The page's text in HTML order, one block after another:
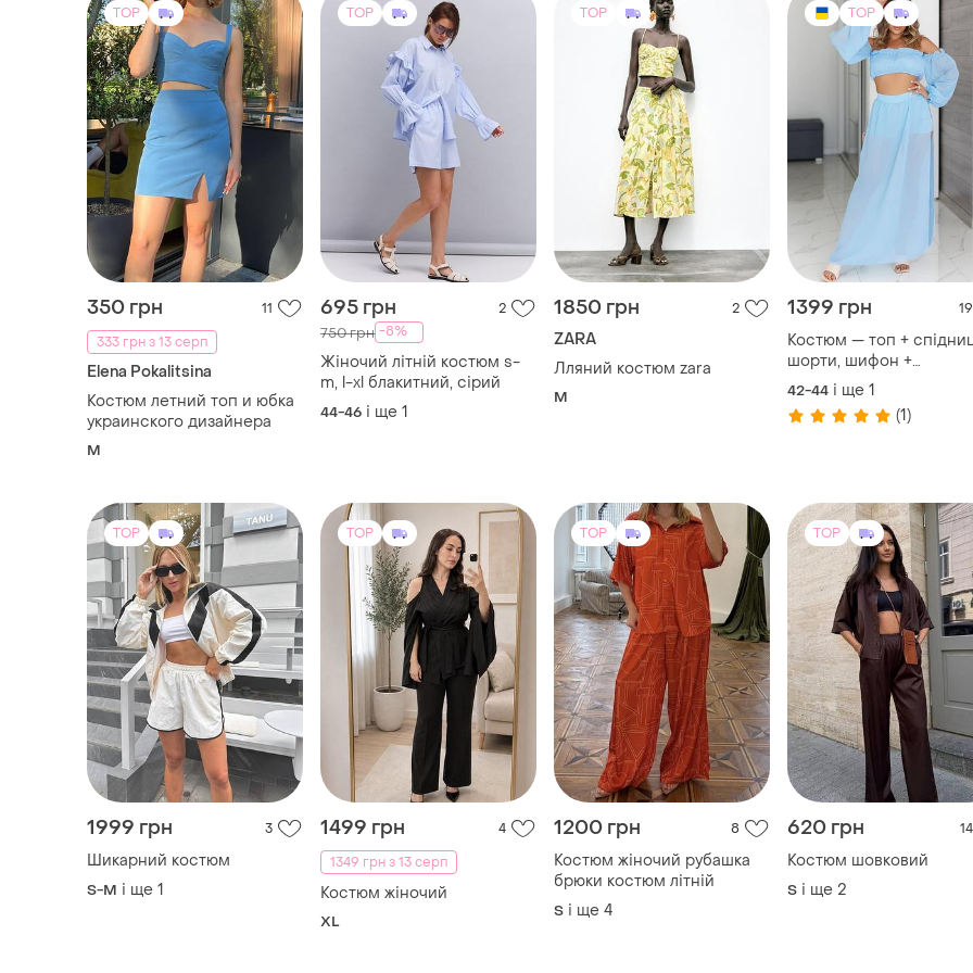
TOP
350 грн
11
333 грн з 13 серп
Elena Pokalitsina
Костюм летний топ и юбка
украинского дизайнера
M
TOP
695 грн 2
750 грн -8%
Жіночий літній костюм s-
m, l-xl блакитний, сірий
44-46 і ще 1
TOP
1850 грн 2
ZARA
Лляний костюм zara
M
TOP
1399 грн 19
Костюм — топ +
шорти, шифон +
мікродайвінг
42-44 і ще 1
(1)
TOP
1999 грн 3
Шикарний костюм
S-M і ще 1
TOP
1499 грн
4
1349 грн з 13 серп
Костюм жіночий
XL
TOP
1200 грн 8
Костюм жіночий рубашка
брюки костюм літній
S і ще 4
TOP
620 грн 14
Костюм шовковий
S і ще 2